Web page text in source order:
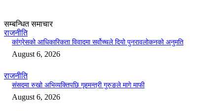
सम्बन्धित समाचार
राजनीति
कांग्रेसको आधिकारिकता विवादमा सर्वोच्चले दियो पुनरावलोकनको अनुमति
August 6, 2026
राजनीति
संसदमा रुखो अभिव्यक्तिपछि गृहमन्त्री गुरुङले मागे माफी
August 6, 2026